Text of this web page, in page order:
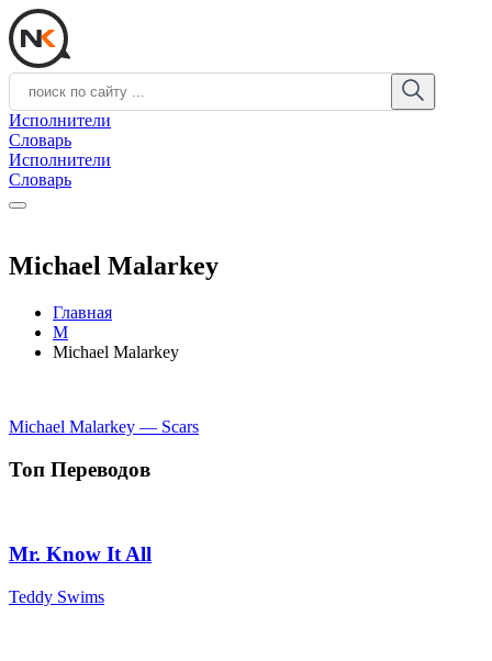
Исполнители
Словарь
Исполнители
Словарь
Michael Malarkey
Главная
M
Michael Malarkey
Michael Malarkey — Scars
Топ Переводов
Mr. Know It All
Teddy Swims